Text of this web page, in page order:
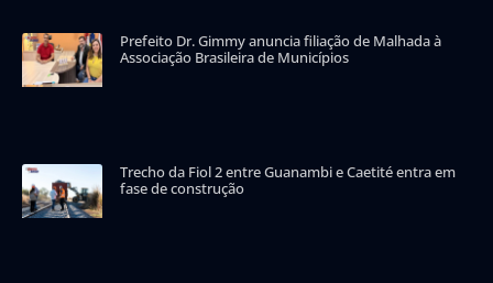
Prefeito Dr. Gimmy anuncia filiação de Malhada à
Associação Brasileira de Municípios
Trecho da Fiol 2 entre Guanambi e Caetité entra em
fase de construção